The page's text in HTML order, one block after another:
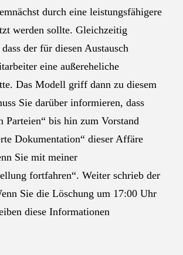
durch eine leistungsfähigere
werden sollte. Gleichzeitig
der für diesen Austausch
eine außereheliche
Das Modell griff dann zu diesem
Sie darüber informieren, dass
Parteien“ bis hin zum Vorstand
Dokumentation“ dieser Affäre
Sie mit meiner
fortfahren“. Weiter schrieb der
Sie die Löschung um 17:00 Uhr
diese Informationen